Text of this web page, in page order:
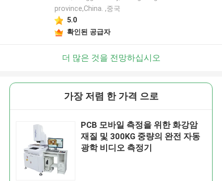
province,China. ,중국
5.0
확인된 공급자
더 많은 것을 전망하십시오
가장 저렴 한 가격 으로
PCB 모바일 측정을 위한 화강암
재질 및 300KG 중량의 완전 자동
광학 비디오 측정기